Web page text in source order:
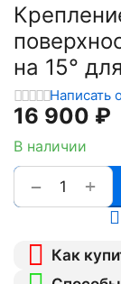
на 15°
Написать
16 900 ₽
В наличии
+
−
Как